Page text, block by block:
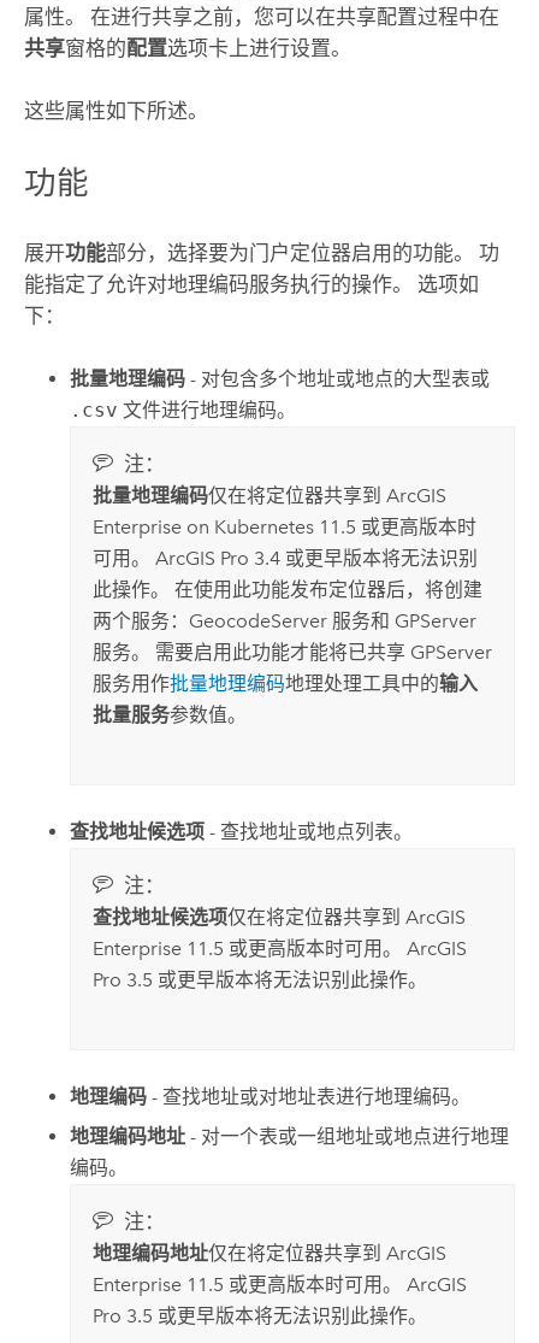
属性。 在进行共享之前，您可以在共享配置过程中在
共享窗格的配置选项卡上进行设置。
这些属性如下所述。
功能
展开功能部分，选择要为门户定位器启用的功能。 功
能指定了允许对地理编码服务执行的操作。 选项如
下：
批量地理编码 - 对包含多个地址或地点的大型表或
.csv 文件进行地理编码。
注：
批量地理编码仅在将定位器共享到 ArcGIS
Enterprise on Kubernetes11.5 或更高版本时
可用。 ArcGIS Pro 3.4 或更早版本将无法识别
此操作。 在使用此功能发布定位器后，将创建
两个服务：GeocodeServer 服务和 GPServer
服务。 需要启用此功能才能将已共享 GPServer
服务用作批量地理编码地理处理工具中的输入
批量服务参数值。
查找地址候选项 - 查找地址或地点列表。
注：
查找地址候选项仅在将定位器共享到 ArcGIS
Enterprise11.5 或更高版本时可用。 ArcGIS
Pro 3.5 或更早版本将无法识别此操作。
地理编码 - 查找地址或对地址表进行地理编码。
地理编码地址 - 对一个表或一组地址或地点进行地理
编码。
注：
地理编码地址仅在将定位器共享到 ArcGIS
Enterprise11.5 或更高版本时可用。 ArcGIS
Pro 3.5 或更早版本将无法识别此操作。